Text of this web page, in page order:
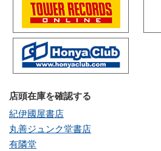
店頭在庫を確認する
紀伊國屋書店
丸善ジュンク堂書店
有隣堂